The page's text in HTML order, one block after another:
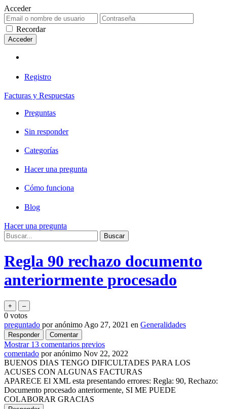
Acceder
Recordar
Registro
Facturas y Respuestas
Preguntas
Sin responder
Categorías
Hacer una pregunta
Cómo funciona
Blog
Hacer una pregunta
Regla 90 rechazo documento
anteriormente procesado
0 votos
preguntado poranónimo Ago 27, 2021 en Generalidades
Mostrar 13 comentarios previos
comentado poranónimo Nov 22, 2022
BUENOS DIAS TENGO DIFICULTADES PARA LOS
ACUSES CON ALGUNAS FACTURAS
APARECE El XML esta presentando errores: Regla: 90, Rechazo:
Documento procesado anteriormente, SI ME PUEDE
COLABORAR GRACIAS